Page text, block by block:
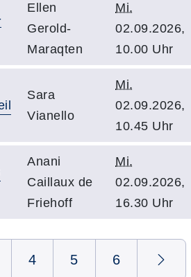
Ellen
Gerold-
Maraqten
Mi.
02.09.2026,
10.00 Uhr
Sara
Vianello
Mi.
02.09.2026,
10.45 Uhr
Anani
Caillaux de
Friehoff
Mi.
02.09.2026,
16.30 Uhr
4 5 6